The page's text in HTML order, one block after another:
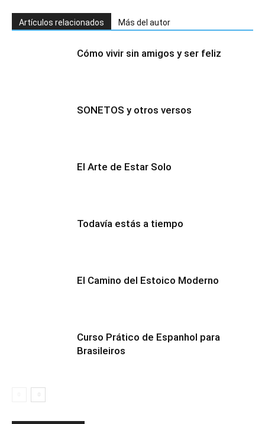
Artículos relacionados Más del autor
Cómo vivir sin amigos y ser feliz
SONETOS y otros versos
El Arte de Estar Solo
Todavía estás a tiempo
El Camino del Estoico Moderno
Curso Prático de Espanhol para
Brasileiros